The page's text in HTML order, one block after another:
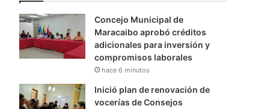
Concejo Municipal de
Maracaibo aprobó créditos
adicionales para inversión y
compromisos laborales
hace 6 minutos
Inició plan de renovación de
vocerías de Consejos